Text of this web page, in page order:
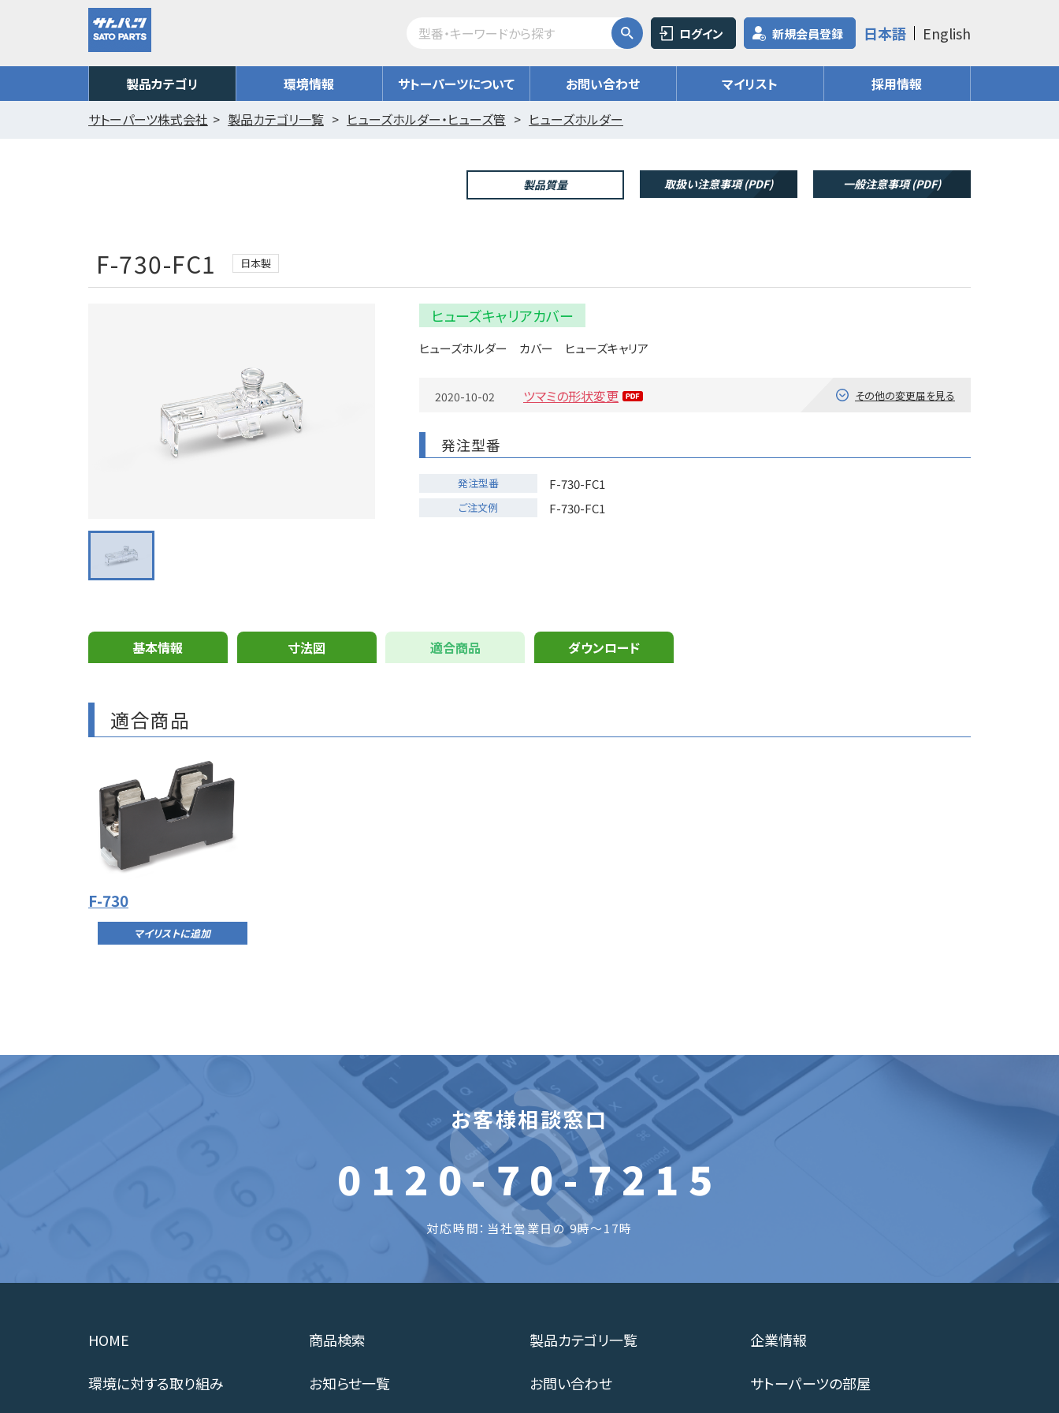
ログイン 新規会員登録 日本語 English
製品カテゴリ 環境情報 サトーパーツについて お問い合わせ マイリスト
採用情報
サトーパーツ株式会社
製品カテゴリ一覧 ヒューズホルダー・ヒューズ管 ヒューズホルダー
製品質量 取扱い注意事項 (PDF) 一般注意事項 (PDF)
F-730-FC1 日本製
ヒューズキャリアカバー
ヒューズホルダー カバー ヒューズキャリア
2020-10-02 ツマミの形状変更 その他の変更届を見る
発注型番
発注型番 F-730-FC1
ご注文例 F-730-FC1
基本情報 寸法図 適合商品 ダウンロード
適合商品
F-730
マイリストに追加
お客様相談窓口
0120-70-7215
対応時間：当社営業日の 9時～17時
HOME 商品検索 製品カテゴリ一覧 企業情報
環境に対する取り組み お知らせ一覧 お問い合わせ サトーパーツの部屋